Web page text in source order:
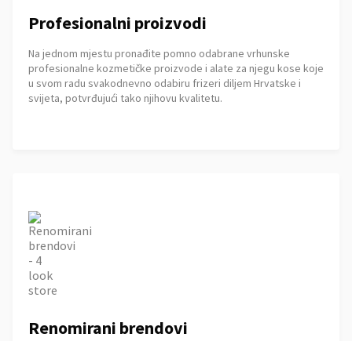
Profesionalni proizvodi
Na jednom mjestu pronađite pomno odabrane vrhunske
profesionalne kozmetičke proizvode i alate za njegu kose koje
u svom radu svakodnevno odabiru frizeri diljem Hrvatske i
svijeta, potvrđujući tako njihovu kvalitetu.
Renomirani brendovi